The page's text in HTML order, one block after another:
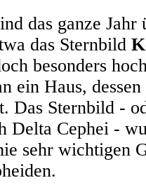
das ganze
das Sternbild
besonders
ein Haus,
Das Sternbild -
Delta Cephei -
sehr wichtigen